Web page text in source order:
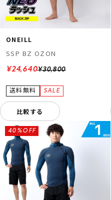
ONEILL
SSP BZ OZON
¥30,800
¥24,640
比較する
40%OFF